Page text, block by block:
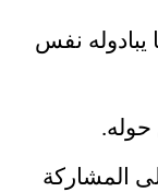
يبادوله نفس
المشاركة